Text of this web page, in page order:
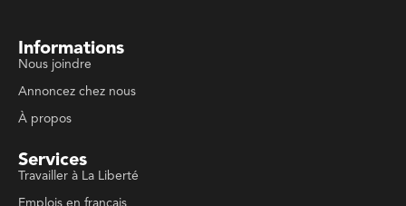
Suivez La Liberté
Code de conduite
Politique de confidentialité
Politique de droits d'auteurs